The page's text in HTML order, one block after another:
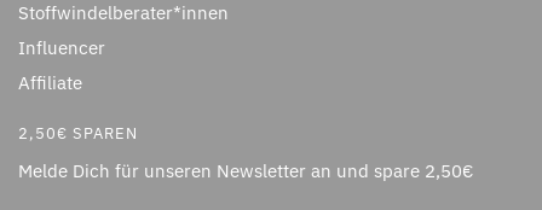
Stoffwindelberater*innen
Influencer
Affiliate
2,50€ SPAREN
Melde Dich für unseren Newsletter an und spare 2,50€